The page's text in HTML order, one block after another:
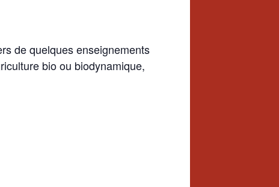
de quelques enseignements
bio ou biodynamique,